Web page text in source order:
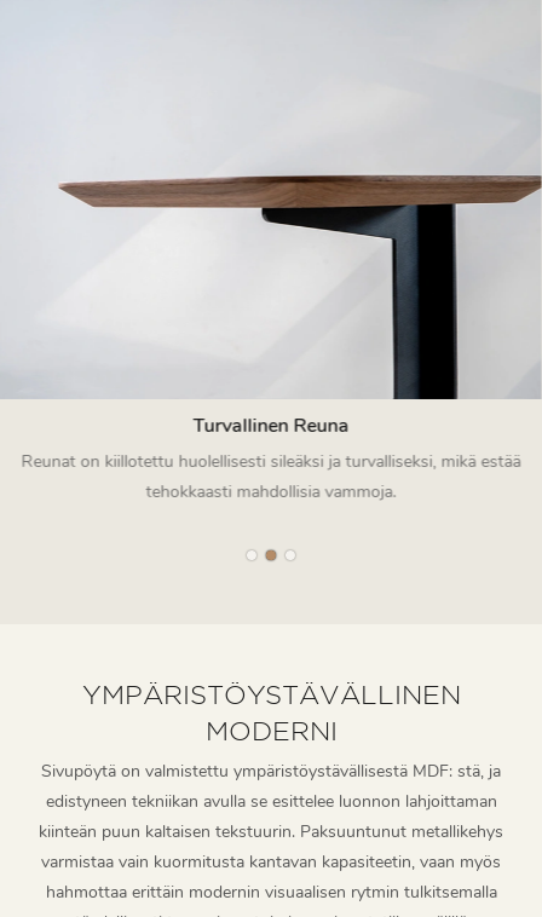
Turvallinen Reuna
Reunat on kiillotettu huolellisesti sileäksi ja turvalliseksi, mikä estää
tehokkaasti mahdollisia vammoja.
YMPÄRISTÖYSTÄVÄLLINEN
MODERNI
Sivupöytä on valmistettu ympäristöystävällisestä MDF: stä, ja
edistyneen tekniikan avulla se esittelee luonnon lahjoittaman
kiinteän puun kaltaisen tekstuurin. Paksuuntunut metallikehys
varmistaa vain kuormitusta kantavan kapasiteetin, vaan myös
hahmottaa erittäin modernin visuaalisen rytmin tulkitsemalla